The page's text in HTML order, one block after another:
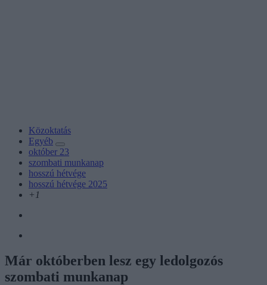
Közoktatás
Egyéb
október 23
szombati munkanap
hosszú hétvége
hosszú hétvége 2025
+1
Már októberben lesz egy ledolgozós
szombati munkanap